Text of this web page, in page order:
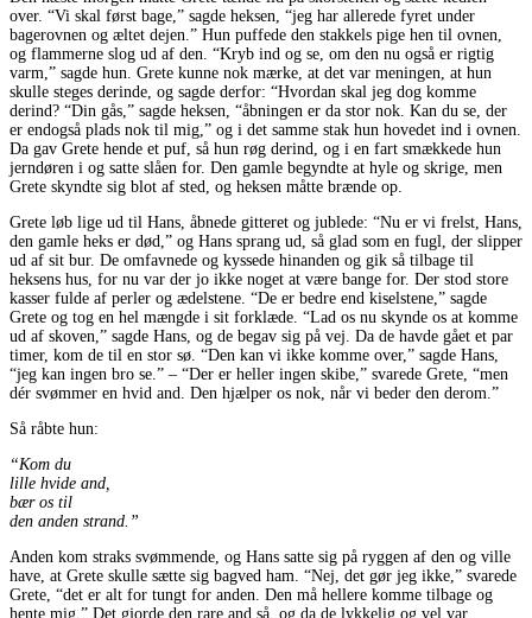
over. “Vi skal først bage,” sagde heksen, “jeg har allerede fyret under
bagerovnen og æltet dejen.” Hun puffede den stakkels pige hen til ovnen,
og flammerne slog ud af den. “Kryb ind og se, om den nu også er rigtig
varm,” sagde hun. Grete kunne nok mærke, at det var meningen, at hun
skulle steges derinde, og sagde derfor: “Hvordan skal jeg dog komme
derind? “Din gås,” sagde heksen, “åbningen er da stor nok. Kan du se, der
er endogså plads nok til mig,” og i det samme stak hun hovedet ind i ovnen.
Da gav Grete hende et puf, så hun røg derind, og i en fart smækkede hun
jerndøren i og satte slåen for. Den gamle begyndte at hyle og skrige, men
Grete skyndte sig blot af sted, og heksen måtte brænde op.
Grete løb lige ud til Hans, åbnede gitteret og jublede: “Nu er vi frelst, Hans,
den gamle heks er død,” og Hans sprang ud, så glad som en fugl, der slipper
ud af sit bur. De omfavnede og kyssede hinanden og gik så tilbage til
heksens hus, for nu var der jo ikke noget at være bange for. Der stod store
kasser fulde af perler og ædelstene. “De er bedre end kiselstene,” sagde
Grete og tog en hel mængde i sit forklæde. “Lad os nu skynde os at komme
ud af skoven,” sagde Hans, og de begav sig på vej. Da de havde gået et par
timer, kom de til en stor sø. “Den kan vi ikke komme over,” sagde Hans,
“jeg kan ingen bro se.” – “Der er heller ingen skibe,” svarede Grete, “men
dér svømmer en hvid and. Den hjælper os nok, når vi beder den derom.”
Så råbte hun:
“Kom du
lille hvide and,
bær os til
den anden strand.”
Anden kom straks svømmende, og Hans satte sig på ryggen af den og ville
have, at Grete skulle sætte sig bagved ham. “Nej, det gør jeg ikke,” svarede
Grete, “det er alt for tungt for anden. Den må hellere komme tilbage og
hente mig.” Det gjorde den rare and så, og da de lykkelig og vel var